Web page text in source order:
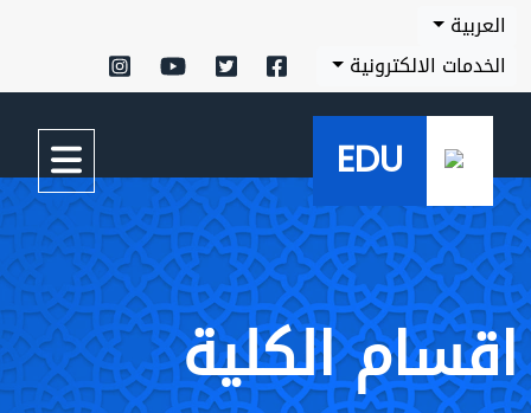
العربية
الخدمات الالكترونية
EDU
اقسام الكلية